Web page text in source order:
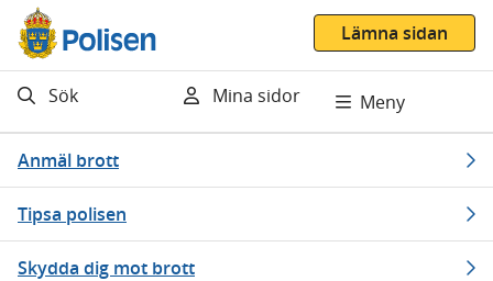
Gå direkt till innehåll
Lämna sidan
Sök Mina sidor Meny
Anmäl brott
Tipsa polisen
Skydda dig mot brott